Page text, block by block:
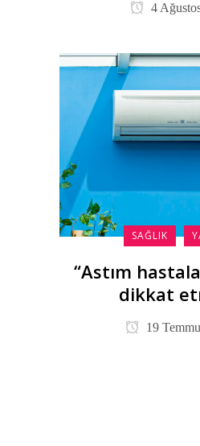
4
SAĞLIK
“Astım
dikkat
19